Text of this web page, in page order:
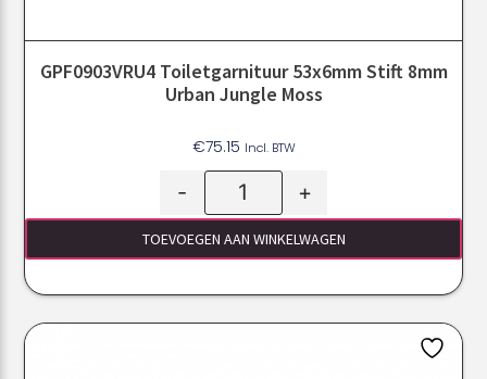
GPF0903VRU4 Toiletgarnituur 53x6mm Stift 8mm
Urban Jungle Moss
€75.15 Incl. BTW
- +
TOEVOEGEN AAN WINKELWAGEN